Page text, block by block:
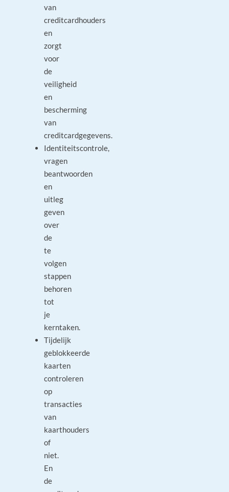
van
creditcardhouders
en
zorgt
voor
de
veiligheid
en
bescherming
van
creditcardgegevens.
Identiteitscontrole,
vragen
beantwoorden
en
uitleg
geven
over
de
te
volgen
stappen
behoren
tot
je
kerntaken.
Tijdelijk
geblokkeerde
kaarten
controleren
op
transacties
van
kaarthouders
of
niet.
En
de